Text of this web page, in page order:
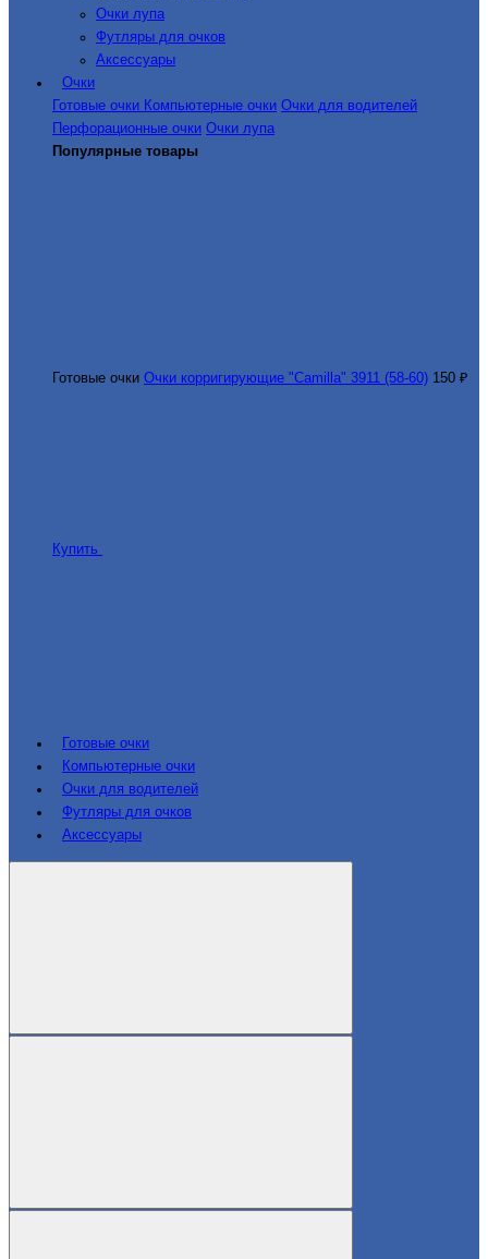
Очки лупа
Футляры для очков
Аксессуары
Очки
Готовые очки Компьютерные очки Очки для водителей
Перфорационные очки Очки лупа
Популярные товары
Готовые очки Очки корригирующие "Camilla" 3911 (58-60) 150 ₽
Купить
Готовые очки
Компьютерные очки
Очки для водителей
Футляры для очков
Аксессуары